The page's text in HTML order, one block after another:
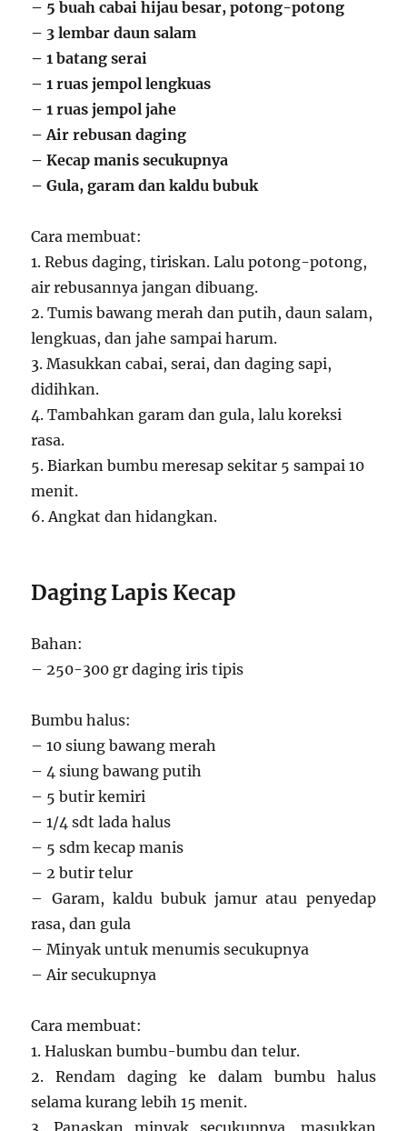
– 5 buah cabai hijau besar, potong-potong
– 3 lembar daun salam
– 1 batang serai
– 1 ruas jempol lengkuas
– 1 ruas jempol jahe
– Air rebusan daging
– Kecap manis secukupnya
– Gula, garam dan kaldu bubuk
Cara membuat:
1. Rebus daging, tiriskan. Lalu potong-potong,
air rebusannya jangan dibuang.
2. Tumis bawang merah dan putih, daun salam,
lengkuas, dan jahe sampai harum.
3. Masukkan cabai, serai, dan daging sapi,
didihkan.
4. Tambahkan garam dan gula, lalu koreksi
rasa.
5. Biarkan bumbu meresap sekitar 5 sampai 10
menit.
6. Angkat dan hidangkan.
Daging Lapis Kecap
Bahan:
– 250-300 gr daging iris tipis
Bumbu halus:
– 10 siung bawang merah
– 4 siung bawang putih
– 5 butir kemiri
– 1/4 sdt lada halus
– 5 sdm kecap manis
– 2 butir telur
– Garam, kaldu bubuk jamur atau penyedap
rasa, dan gula
– Minyak untuk menumis secukupnya
– Air secukupnya
Cara membuat:
1. Haluskan bumbu-bumbu dan telur.
2. Rendam daging ke dalam bumbu halus
selama kurang lebih 15 menit.
3. Panaskan minyak secukupnya, masukkan